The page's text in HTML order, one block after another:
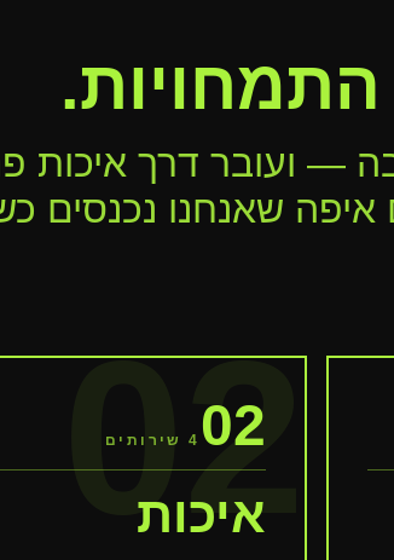
— ועובר דרך איכות
שאנחנו נכנסים
02
02
4 שירותים
איכות